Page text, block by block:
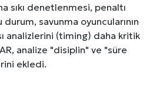
sıkı denetlenmesi, penaltı
savunma oyuncularının
analizlerini (timing) daha kritik
analize "disiplin" ve "süre
ekledi.